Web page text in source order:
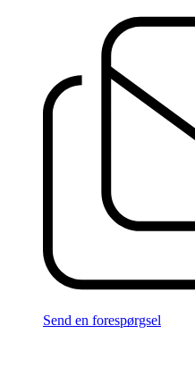
Send en forespørgsel